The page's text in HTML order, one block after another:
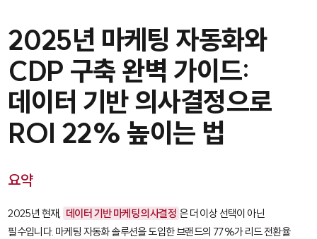
2025년 마케팅 자동화와
CDP 구축 완벽 가이드:
데이터 기반 의사결정으로
ROI 22% 높이는 법
요약
2025년 현재, 데이터 기반 마케팅 의사결정 은 더 이상 선택이 아닌
필수입니다. 마케팅 자동화 솔루션을 도입한 브랜드의 77%가 리드 전환율